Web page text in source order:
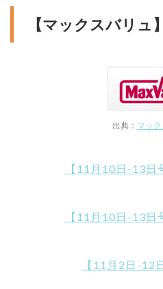
【マックスバリュ
出典： マッ
【11月10日-13日
【11月10日-13日
【11月2日-12